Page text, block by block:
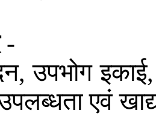
-
,उपभोग इकाई
एवं